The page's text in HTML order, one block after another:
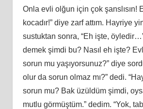
Onla evli olğun için çok şanslısın!
kocadır!” diye zarf attım. Hayriye
sustuktan sonra, “Eh işte,
demek şimdi bu? Nasıl eh işte?
sorun mu yaşıyorsunuz?” diye
olur da sorun olmaz mı?” dedi.
sorun mu? Bak üzüldüm şimdi,
mutlu görmüştüm.” dedim. “Yok,